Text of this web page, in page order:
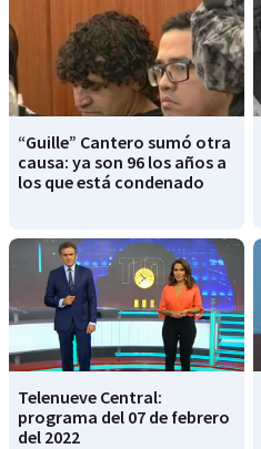
“Guille” Cantero sumó otra
causa: ya son 96 los años a
los que está condenado
Telenueve Central:
programa del 07 de febrero
del 2022